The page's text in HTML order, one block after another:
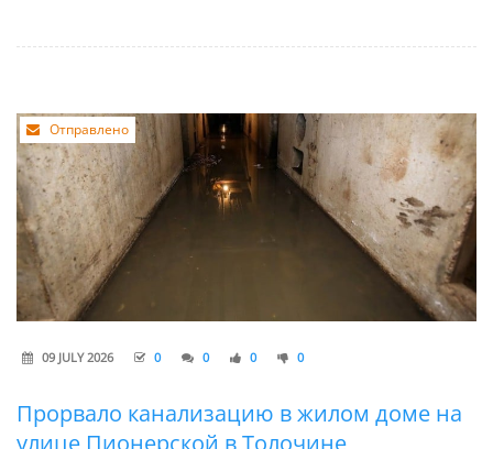
Отправлено
09 JULY 2026 0 0 0 0
Прорвало канализацию в жилом доме на
улице Пионерской в Толочине